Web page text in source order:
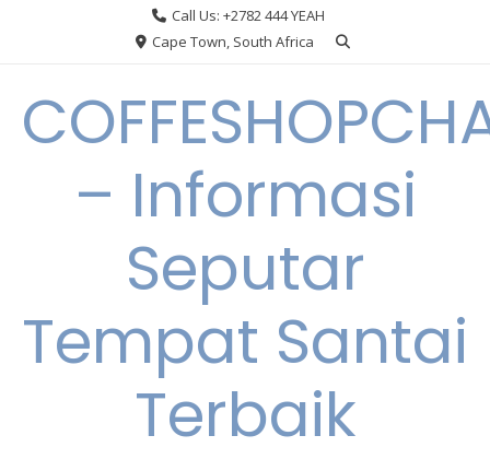
Call Us: +2782 444 YEAH
Cape Town, South Africa
– Informasi
Seputar
Tempat Santai
Terbaik